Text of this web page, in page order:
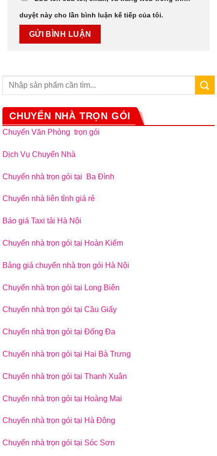
duyệt này cho lần bình luận kế tiếp của tôi.
CHUYỂN NHÀ TRỌN GÓI
Chuyển Văn Phòng trọn gói
Dịch Vụ Chuyển Nhà
Chuyển nhà trọn gói tại Ba Đình
Chuyển nhà liên tỉnh giá rẻ
Báo giá Taxi tải Hà Nội
Chuyển nhà trọn gói tại Hoàn Kiếm
Bảng giá chuyển nhà trọn gói Hà Nội
Chuyển nhà trọn gói tại Long Biên
Chuyển nhà trọn gói tại Cầu Giấy
Chuyển nhà trọn gói tại Đống Đa
Chuyển nhà trọn gói tại Hai Bà Trưng
Chuyển nhà trọn gói tại Thanh Xuân
Chuyển nhà trọn gói tại Hoàng Mai
Chuyển nhà trọn gói tại Hà Đông
Chuyển nhà trọn gói tại Sóc Sơn